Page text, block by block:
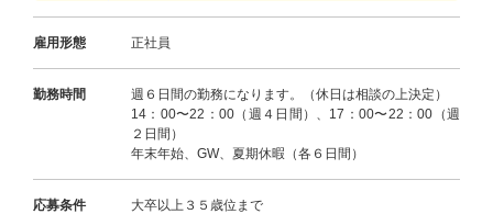
雇用形態 正社員
勤務時間
週６日間の勤務になります。（休日は相談の上決定）
14：00〜22：00（週４日間）、17：00〜22：00（週
２日間）
年末年始、GW、夏期休暇（各６日間）
応募条件 大卒以上３５歳位まで